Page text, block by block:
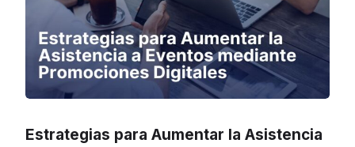
Estrategias para Aumentar la Asistencia